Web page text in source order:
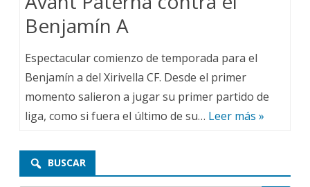
Benjamín A
Espectacular comienzo de temporada para el
Benjamín a del Xirivella CF. Desde el primer
momento salieron a jugar su primer partido de
liga, como si fuera el último de su… Leer más »
BUSCAR